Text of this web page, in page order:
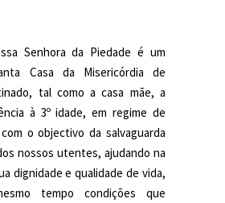
Senhora da Piedade é um
Casa da Misericórdia de
tal como a casa mãe, a
à 3º idade, em regime de
o objectivo da salvaguarda
nossos utentes, ajudando na
dignidade e qualidade de vida,
tempo condições que